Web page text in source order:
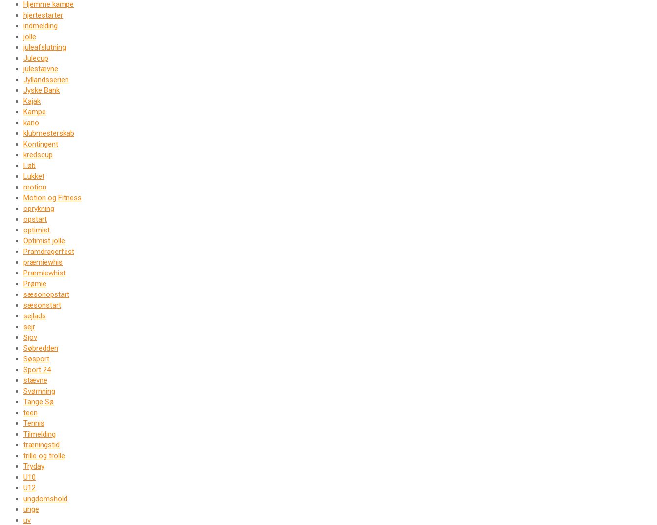
Hjemme kampe
hjertestarter
indmelding
jolle
juleafslutning
Julecup
julestævne
Jyllandsserien
Jyske Bank
Kajak
Kampe
kano
klubmesterskab
Kontingent
kredscup
Løb
Lukket
motion
Motion og Fitness
oprykning
opstart
optimist
Optimist jolle
Pramdragerfest
præmiewhis
Præmiewhist
Prømie
sæsonopstart
sæsonstart
sejlads
sejr
Sjov
Søbredden
Søsport
Sport 24
stævne
Svømning
Tange Sø
teen
Tennis
Tilmelding
træningstid
trille og trolle
Tryday
U10
U12
ungdomshold
unge
uv